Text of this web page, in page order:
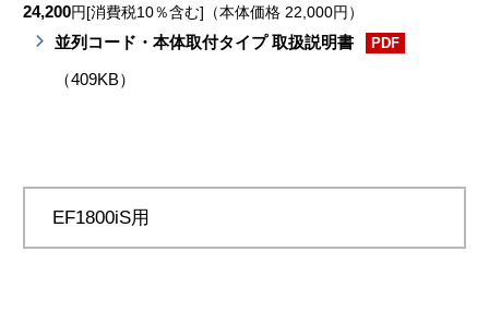
24,200円[消費税10％含む]（本体価格 22,000円）
並列コード・本体取付タイプ 取扱説明書 PDF
（409KB）
EF1800iS用